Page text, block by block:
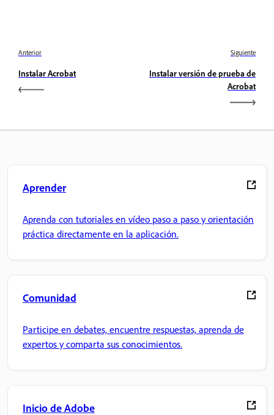
Anterior
Instalar Acrobat
Siguiente
Instalar versión de prueba de
Acrobat
Aprender
Aprenda con tutoriales en vídeo paso a paso y orientación
práctica directamente en la aplicación.
Comunidad
Participe en debates, encuentre respuestas, aprenda de
expertos y comparta sus conocimientos.
Inicio de Adobe